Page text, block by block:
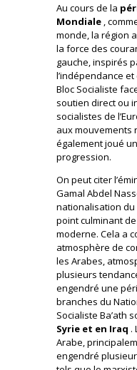
Au cours de la
Mondiale ,
monde, la région
la force des
gauche, inspirés
l’indépendance
Bloc Socialiste
soutien direct ou
socialistes de
aux mouvements
également joué
progression.
On peut citer
Gamal Abdel
nationalisation du
point culminant
moderne. Cela a
atmosphère de
les Arabes,
plusieurs
engendré une
branches du
Socialiste Ba’ath
Syrie et en Iraq .
Arabe,
engendré